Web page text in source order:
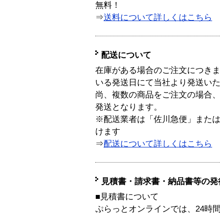
無料！
⇒送料について詳しくはこちら
配送について
在庫がある場合のご注文につき
いる発送日にて当社より発送い
尚、複数の商品をご注文の場合
発送となります。
※配送業者は「佐川急便」また
けます
⇒配送について詳しくはこちら
見積書・請求書・納品書等の
■見積書について
ぷらっとオンラインでは、24時